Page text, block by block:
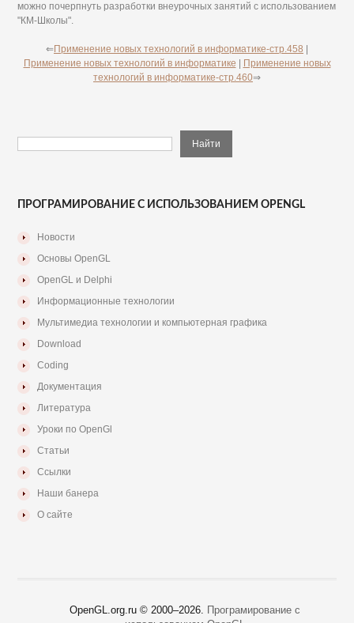
можно почерпнуть разработки внеурочных занятий с использованием
"КМ-Школы".
⇐Применение новых технологий в информатике-стр.458
Применение новых технологий в информатике
Применение новых
технологий в информатике-стр.460⇒
ПРОГРАМИРОВАНИЕ С ИСПОЛЬЗОВАНИЕМ OPENGL
Новости
Основы OpenGL
OpenGL и Delphi
Информационные технологии
Мультимедиа технологии и компьютерная графика
Download
Coding
Документация
Литература
Уроки по OpenGl
Статьи
Ссылки
Наши банера
О сайте
OpenGL.org.ru © 2000–2026. Програмирование с